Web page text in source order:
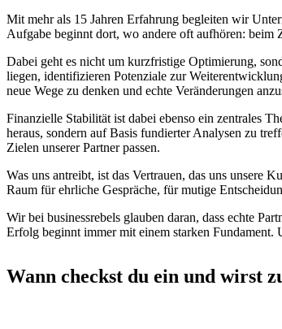
Mit mehr als 15 Jahren Erfahrung begleiten wir
Aufgabe beginnt dort, wo andere oft aufhören: beim
Dabei geht es nicht um kurzfristige Optimierung,
liegen, identifizieren Potenziale zur
neue Wege zu denken und echte Veränderungen
Finanzielle Stabilität ist dabei ebenso ein zentrales
heraus, sondern auf Basis fundierter Analysen zu
Zielen unserer Partner passen.
Was uns antreibt, ist das Vertrauen, das uns unsere
Raum für ehrliche Gespräche, für mutige
Wir bei businessrebels glauben daran, dass echte
Erfolg beginnt immer mit einem starken Fundament.
Wann checkst du ein und wirst